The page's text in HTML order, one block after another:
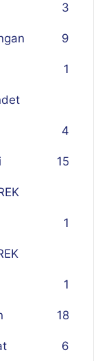
3
9
1
4
15
1
1
18
6